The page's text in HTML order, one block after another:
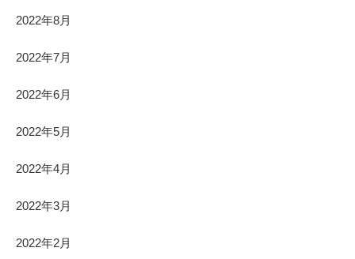
2022年8月
2022年7月
2022年6月
2022年5月
2022年4月
2022年3月
2022年2月